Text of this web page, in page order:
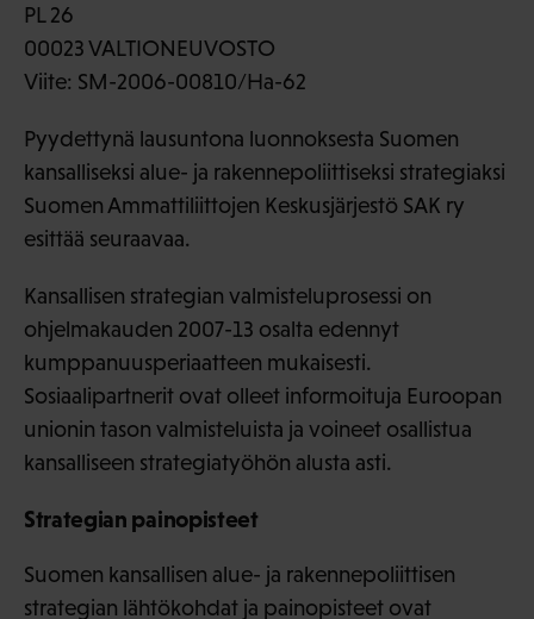
PL 26
00023 VALTIONEUVOSTO
Viite: SM-2006-00810/Ha-62
Pyydettynä lausuntona luonnoksesta Suomen
kansalliseksi alue- ja rakennepoliittiseksi strategiaksi
Suomen Ammattiliittojen Keskusjärjestö SAK ry
esittää seuraavaa.
Kansallisen strategian valmisteluprosessi on
ohjelmakauden 2007-13 osalta edennyt
kumppanuusperiaatteen mukaisesti.
Sosiaalipartnerit ovat olleet informoituja Euroopan
unionin tason valmisteluista ja voineet osallistua
kansalliseen strategiatyöhön alusta asti.
Strategian painopisteet
Suomen kansallisen alue- ja rakennepoliittisen
strategian lähtökohdat ja painopisteet ovat